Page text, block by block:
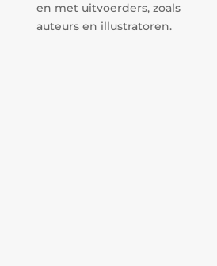
en met uitvoerders, zoals
auteurs en illustratoren.